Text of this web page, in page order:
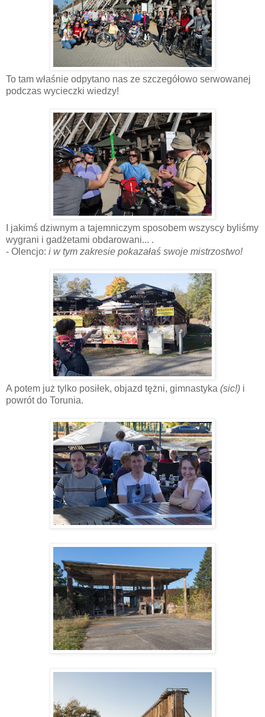
To tam właśnie odpytano nas ze szczegółowo serwowanej
podczas wycieczki wiedzy!
I jakimś dziwnym a tajemniczym sposobem wszyscy byliśmy
wygrani i gadżetami obdarowani... .
- Olencjo: i w tym zakresie pokazałaś swoje mistrzostwo!
A potem już tylko posiłek, objazd tężni, gimnastyka (sic!) i
powrót do Torunia.